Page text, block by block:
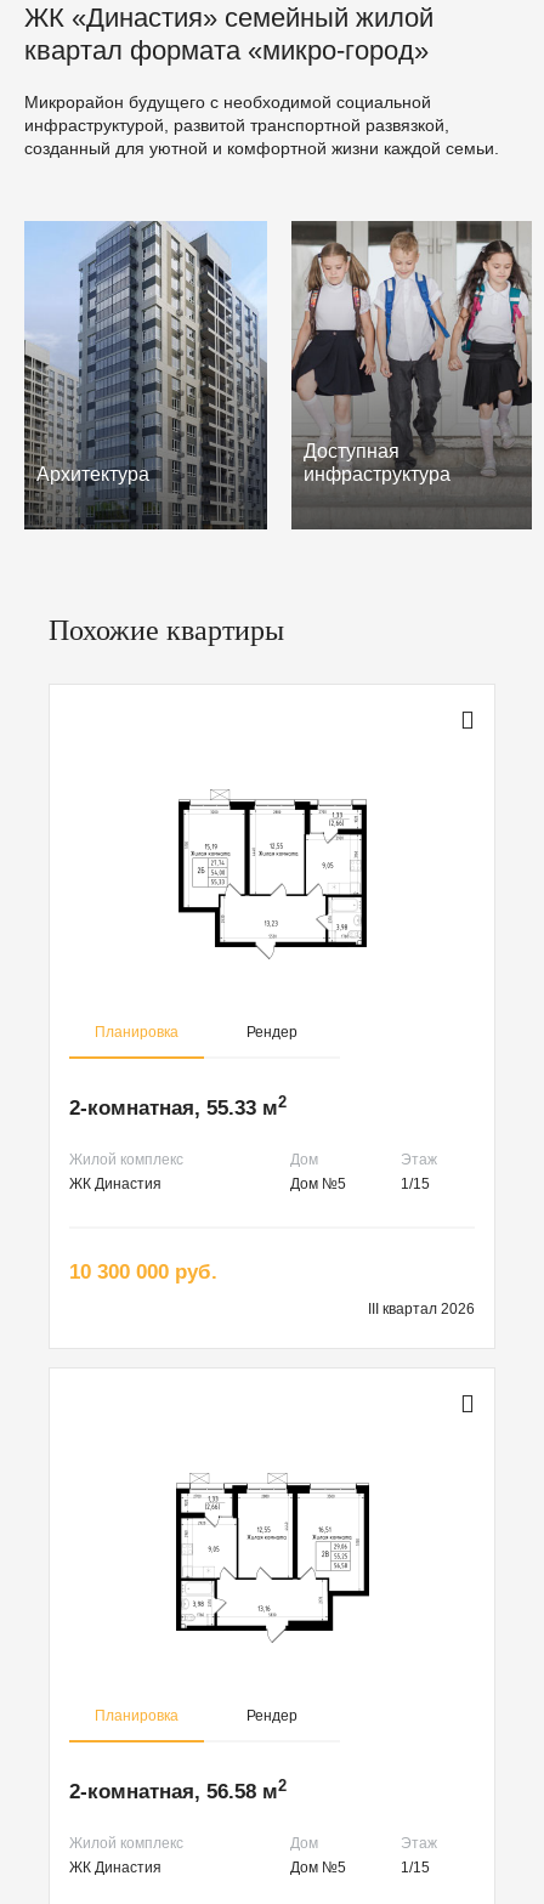
ЖК «Династия» семейный жилой
квартал формата «микро-город»
Микрорайон будущего с необходимой социальной
инфраструктурой, развитой транспортной развязкой,
созданный для уютной и комфортной жизни каждой семьи.
Архитектура
Доступная
инфраструктура
Похожие квартиры
Планировка Рендер
2-комнатная, 55.33 м2
Жилой комплекс Дом
Этаж
ЖК Династия
Дом №5 1/15
10 300 000 руб.
III квартал 2026
Планировка Рендер
2-комнатная, 56.58 м2
Жилой комплекс Дом
Этаж
ЖК Династия
Дом №5 1/15